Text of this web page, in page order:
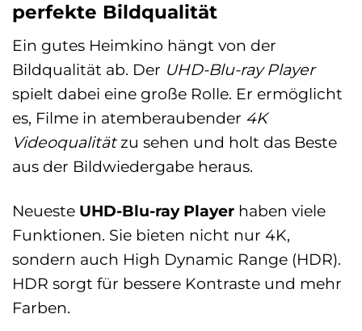
perfekte Bildqualität
Ein gutes Heimkino hängt von der
Bildqualität ab. Der UHD-Blu-ray Player
spielt dabei eine große Rolle. Er ermöglicht
es, Filme in atemberaubender 4K
Videoqualitätzu sehen und holt das Beste
aus der Bildwiedergabe heraus.
Neueste UHD-Blu-ray Player haben viele
Funktionen. Sie bieten nicht nur 4K,
sondern auch High Dynamic Range (HDR).
HDR sorgt für bessere Kontraste und mehr
Farben.